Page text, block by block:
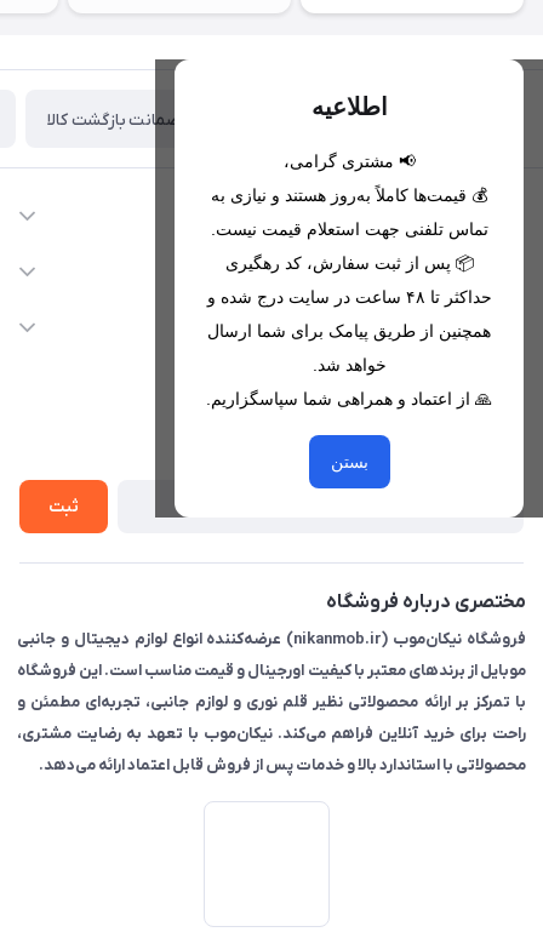
اطلاعیه
📢 مشتری گرامی،
💰 قیمت‌ها کاملاً به‌روز هستند و نیازی به
تماس تلفنی جهت استعلام قیمت نیست.
📦 پس از ثبت سفارش، کد رهگیری
حداکثر تا ۴۸ ساعت در سایت درج شده و
همچنین از طریق پیامک برای شما ارسال
خواهد شد.
🙏 از اعتماد و همراهی شما سپاسگزاریم.
بستن
تحویل اکسپرس(با هماهنگی) ضمانت بازگشت کالا
اطلاعات تماس
09221680256 - 09373782289
nikanmobstore@gmail.com
هرمزگان، بندرخمیر، شهرک رودبار
دسترسی سریع
لیست محصولات
خدمات مشتریان
حریم خصوصی
از جدید‌ترین تخفیف‌ها با‌ خبر شوید
ثبت
مختصری درباره فروشگاه
فروشگاه نیکان‌موب (nikanmob.ir) عرضه‌کننده انواع لوازم دیجیتال و جانبی
موبایل از برندهای معتبر با کیفیت اورجینال و قیمت مناسب است. این فروشگاه
با تمرکز بر ارائه محصولاتی نظیر قلم نوری و لوازم جانبی، تجربه‌ای مطمئن و
راحت برای خرید آنلاین فراهم می‌کند. نیکان‌موب با تعهد به رضایت مشتری،
محصولاتی با استاندارد بالا و خدمات پس از فروش قابل اعتماد ارائه می‌دهد.